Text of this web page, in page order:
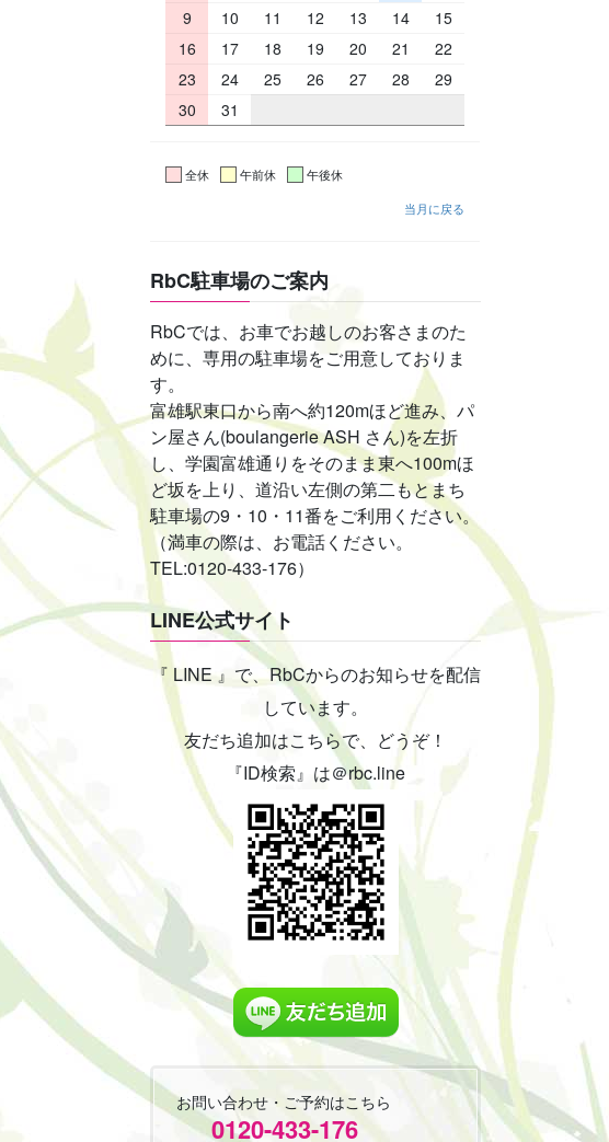
9
10 11 12 13 14
15
16
17 18 19 20 21
22
23
24 25 26 27 28
29
30
31
全休 午前休
午後休
当月に戻る
RbC駐車場のご案内
RbCでは、お車でお越しのお客さまのた
めに、専用の駐車場をご用意しておりま
す。
富雄駅東口から南へ約120mほど進み、パ
ン屋さん(boulangerie ASH さん)を左折
し、学園富雄通りをそのまま東へ100mほ
ど坂を上り、道沿い左側の第二もとまち
駐車場の9・10・11番をご利用ください。
（満車の際は、お電話ください。
TEL:0120-433-176）
LINE公式サイト
『 LINE 』で、RbCからのお知らせを配信
しています。
友だち追加はこちらで、どうぞ！
『ID検索』は＠rbc.line
お問い合わせ・ご予約はこちら
0120-433-176